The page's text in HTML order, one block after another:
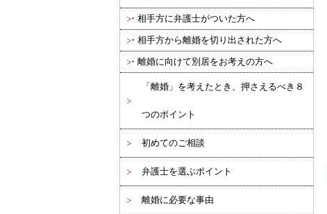
相手方に弁護士がついた方へ
相手方から離婚を切り出された方へ
離婚に向けて別居をお考えの方へ
「離婚」を考えたとき、押さえるべき８
つのポイント
初めてのご相談
弁護士を選ぶポイント
離婚に必要な事由